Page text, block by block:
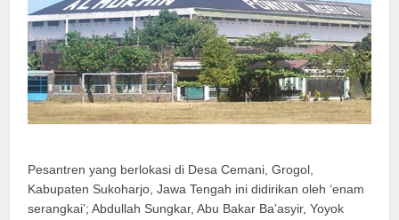
Pesantren yang berlokasi di Desa Cemani, Grogol,
Kabupaten Sukoharjo, Jawa Tengah ini didirikan oleh ‘enam
serangkai’; Abdullah Sungkar, Abu Bakar Ba’asyir, Yoyok